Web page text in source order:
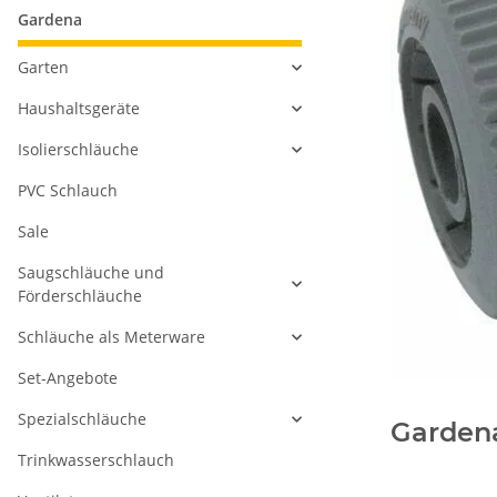
Gardena
Garten
Haushaltsgeräte
Isolierschläuche
PVC Schlauch
Sale
Saugschläuche und
Förderschläuche
Schläuche als Meterware
Set-Angebote
Spezialschläuche
Trinkwasserschlauch